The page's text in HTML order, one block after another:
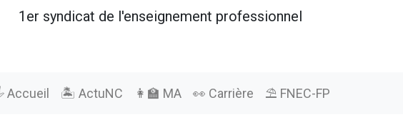
1er syndicat de l'enseignement professionnel
Accueil 🏝️ ActuNC 👩‍🏫 MA 👀 Carrière ⛱️ FNEC-FP